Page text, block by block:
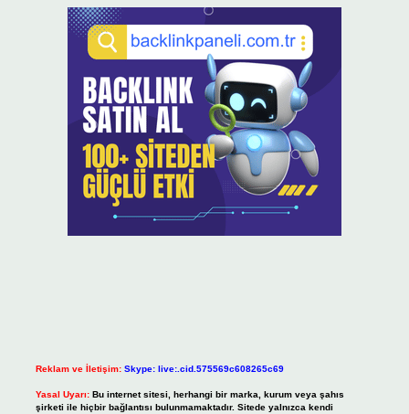
Reklam ve İletişim: Skype: live:.cid.575569c608265c69
Yasal Uyarı: Bu internet sitesi, herhangi bir marka, kurum veya şahıs
şirketi ile hiçbir bağlantısı bulunmamaktadır. Sitede yalnızca kendi